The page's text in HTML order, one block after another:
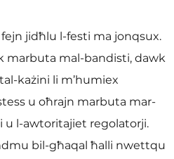
jidħlu l-festi ma jonqsux.
marbuta mal-bandisti, dawk
każini li m’humiex
u oħrajn marbuta mar-
u l-awtoritajiet regolatorji.
bil-għaqal ħalli nwettqu